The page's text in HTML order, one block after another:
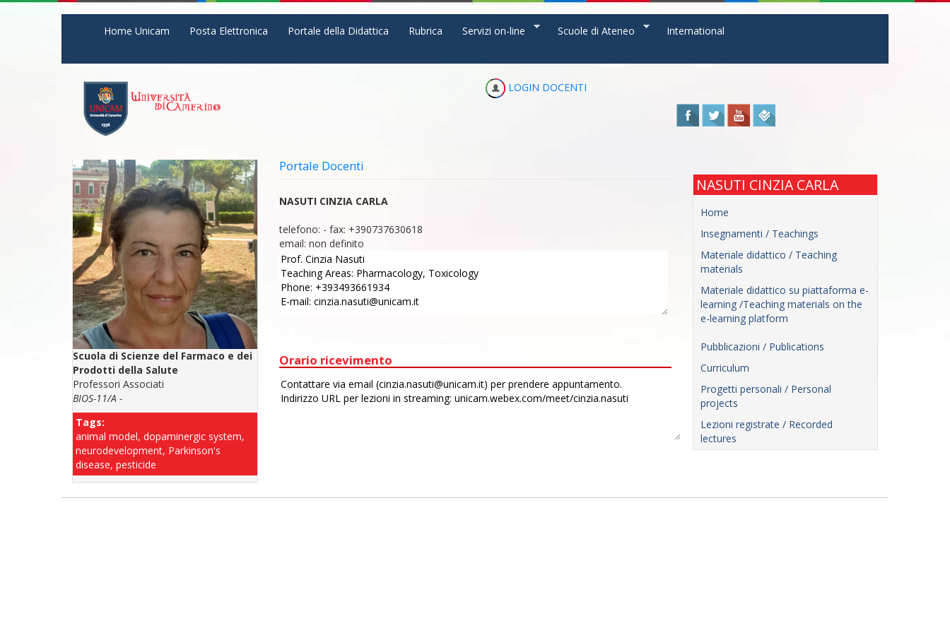
Home Unicam Posta Elettronica Portale della Didattica Rubrica Servizi on-line Scuole di Ateneo International
LOGIN DOCENTI
Scuola di Scienze del Farmaco e dei
Prodotti della Salute
Professori Associati
BIOS-11/A -
Tags:
animal model, dopaminergic system,
neurodevelopment, Parkinson's
disease, pesticide
Portale Docenti
NASUTI CINZIA CARLA
telefono: - fax: +390737630618
email: non definito
Orario ricevimento
NASUTI CINZIA CARLA
Home
Insegnamenti / Teachings
Materiale didattico / Teaching
materials
Materiale didattico su piattaforma e-
learning /Teaching materials on the
e-learning platform
Pubblicazioni / Publications
Curriculum
Progetti personali / Personal
projects
Lezioni registrate / Recorded
lectures